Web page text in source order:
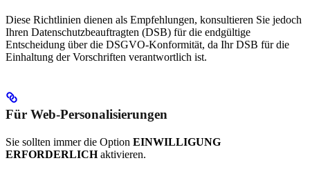
Diese Richtlinien dienen als Empfehlungen, konsultieren Sie jedoch
Ihren Datenschutzbeauftragten (DSB) für die endgültige
Entscheidung über die DSGVO-Konformität, da Ihr DSB für die
Einhaltung der Vorschriften verantwortlich ist.
Für Web-Personalisierungen
Sie sollten immer die Option EINWILLIGUNG
ERFORDERLICHaktivieren.